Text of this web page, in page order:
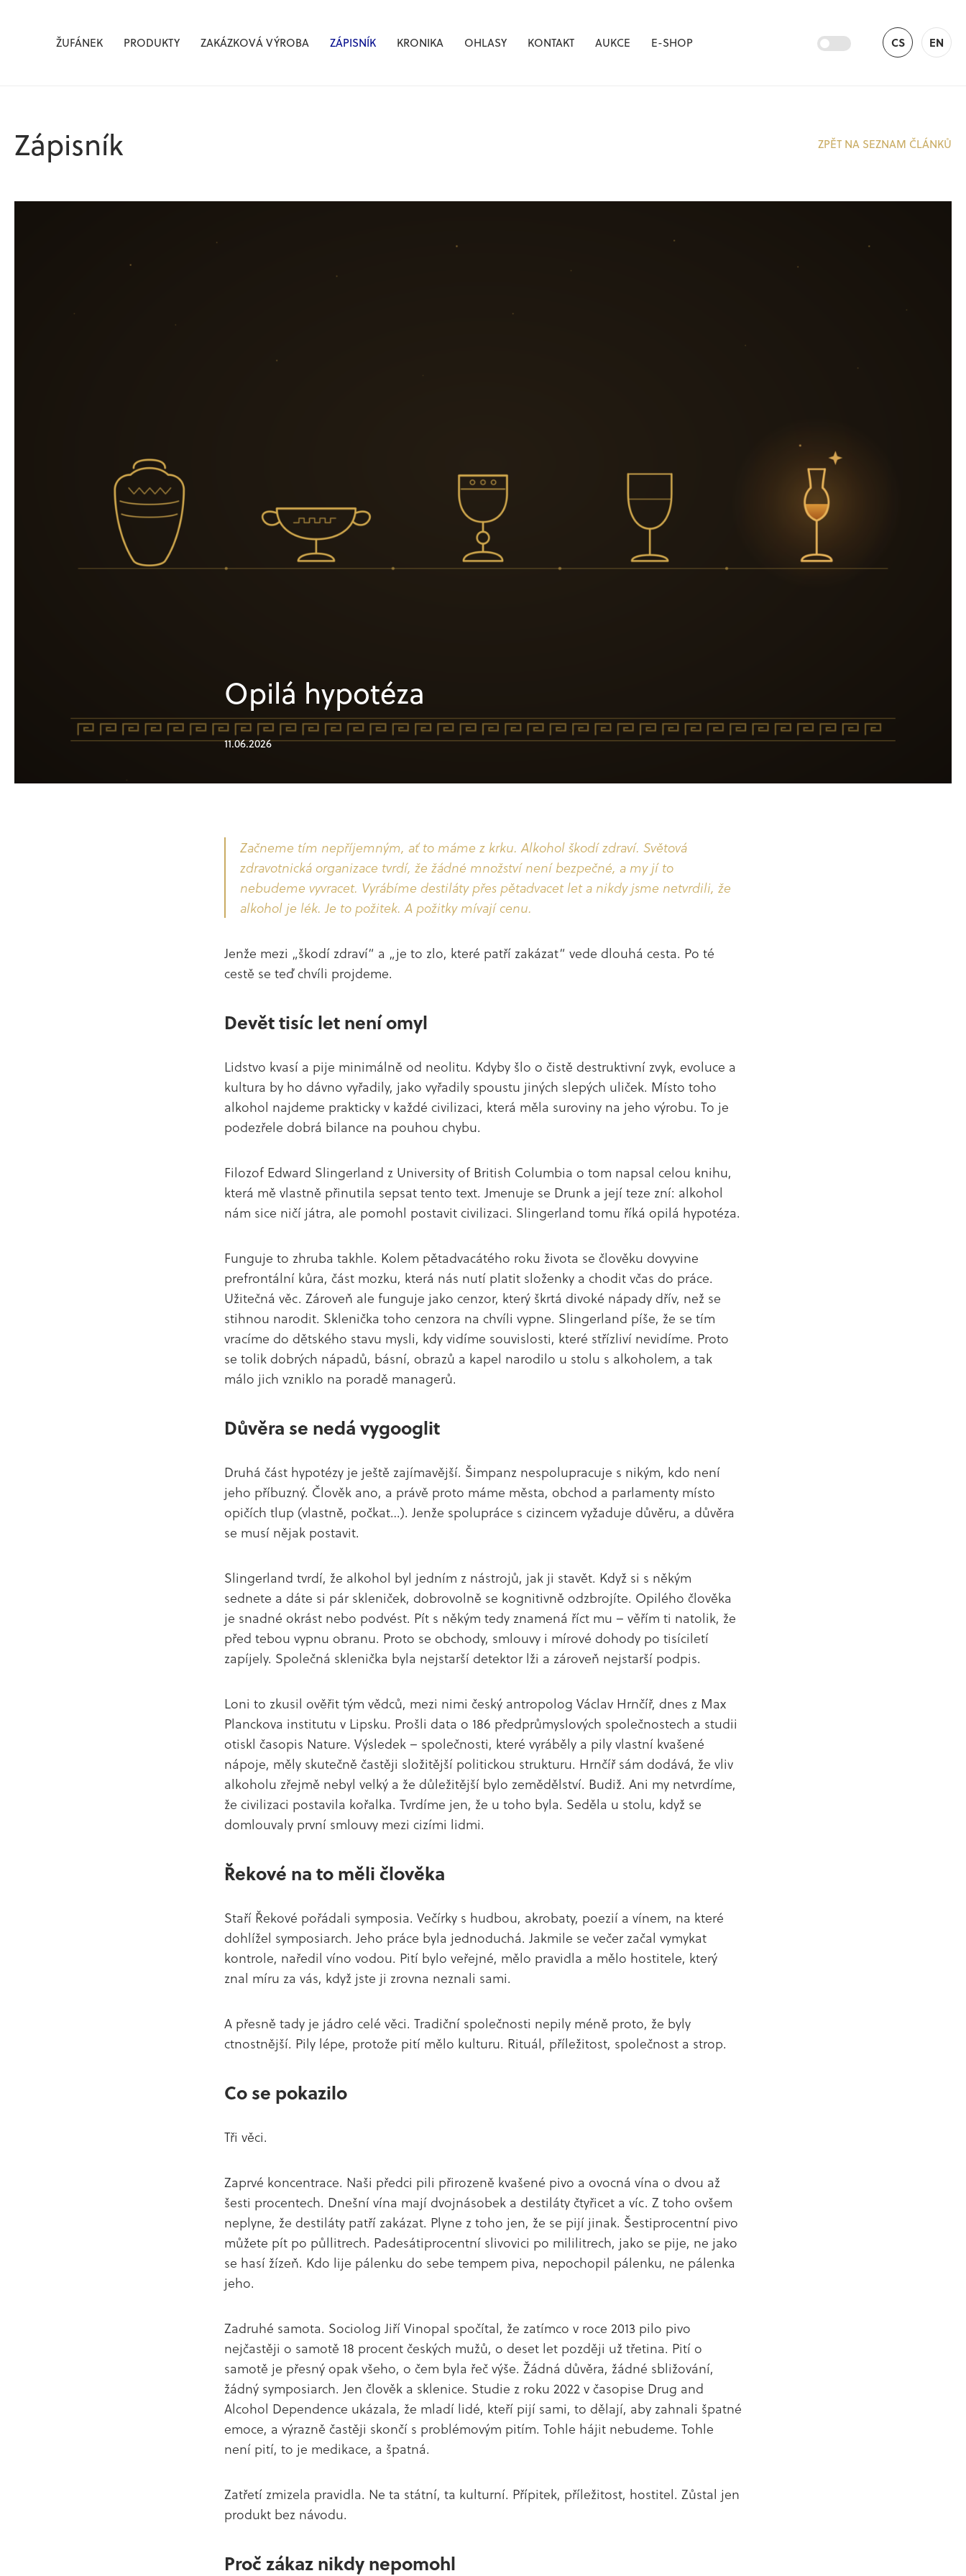
Žufánek.cz
ŽUFÁNEK PRODUKTY ZAKÁZKOVÁ VÝROBA ZÁPISNÍK KRONIKA OHLASY KONTAKT AUKCE E-SHOP CS EN
Zápisník ZPĚT NA SEZNAM ČLÁNKŮ
Opilá hypotéza
11.06.2026 Aktuality
Začneme tím nepříjemným, ať to máme z krku. Alkohol škodí zdraví. Světová
zdravotnická organizace tvrdí, že žádné množství není bezpečné, a my jí to
nebudeme vyvracet. Vyrábíme destiláty přes pětadvacet let a nikdy jsme netvrdili, že
alkohol je lék. Je to požitek. A požitky mívají cenu.
Jenže mezi „škodí zdraví“ a „je to zlo, které patří zakázat“ vede dlouhá cesta. Po té
cestě se teď chvíli projdeme.
Devět tisíc let není omyl
Lidstvo kvasí a pije minimálně od neolitu. Kdyby šlo o čistě destruktivní zvyk, evoluce a
kultura by ho dávno vyřadily, jako vyřadily spoustu jiných slepých uliček. Místo toho
alkohol najdeme prakticky v každé civilizaci, která měla suroviny na jeho výrobu. To je
podezřele dobrá bilance na pouhou chybu.
Filozof Edward Slingerland z University of British Columbia o tom napsal celou knihu,
která mě vlastně přinutila sepsat tento text. Jmenuje se Drunk a její teze zní: alkohol
nám sice ničí játra, ale pomohl postavit civilizaci. Slingerland tomu říká opilá hypotéza.
Funguje to zhruba takhle. Kolem pětadvacátého roku života se člověku dovyvine
prefrontální kůra, část mozku, která nás nutí platit složenky a chodit včas do práce.
Užitečná věc. Zároveň ale funguje jako cenzor, který škrtá divoké nápady dřív, než se
stihnou narodit. Sklenička toho cenzora na chvíli vypne. Slingerland píše, že se tím
vracíme do dětského stavu mysli, kdy vidíme souvislosti, které střízliví nevidíme. Proto
se tolik dobrých nápadů, básní, obrazů a kapel narodilo u stolu s alkoholem, a tak
málo jich vzniklo na poradě managerů.
Důvěra se nedá vygooglit
Druhá část hypotézy je ještě zajímavější. Šimpanz nespolupracuje s nikým, kdo není
jeho příbuzný. Člověk ano, a právě proto máme města, obchod a parlamenty místo
opičích tlup (vlastně, počkat…). Jenže spolupráce s cizincem vyžaduje důvěru, a důvěra
se musí nějak postavit.
Slingerland tvrdí, že alkohol byl jedním z nástrojů, jak ji stavět. Když si s někým
sednete a dáte si pár skleniček, dobrovolně se kognitivně odzbrojíte. Opilého člověka
je snadné okrást nebo podvést. Pít s někým tedy znamená říct mu – věřím ti natolik, že
před tebou vypnu obranu. Proto se obchody, smlouvy i mírové dohody po tisíciletí
zapíjely. Společná sklenička byla nejstarší detektor lži a zároveň nejstarší podpis.
Loni to zkusil ověřit tým vědců, mezi nimi český antropolog Václav Hrnčíř, dnes z Max
Planckova institutu v Lipsku. Prošli data o 186 předprůmyslových společnostech a studii
otiskl časopis Nature. Výsledek – společnosti, které vyráběly a pily vlastní kvašené
nápoje, měly skutečně častěji složitější politickou strukturu. Hrnčíř sám dodává, že vliv
alkoholu zřejmě nebyl velký a že důležitější bylo zemědělství. Budiž. Ani my netvrdíme,
že civilizaci postavila kořalka. Tvrdíme jen, že u toho byla. Seděla u stolu, když se
domlouvaly první smlouvy mezi cizími lidmi.
Řekové na to měli člověka
Staří Řekové pořádali symposia. Večírky s hudbou, akrobaty, poezií a vínem, na které
dohlížel symposiarch. Jeho práce byla jednoduchá. Jakmile se večer začal vymykat
kontrole, naředil víno vodou. Pití bylo veřejné, mělo pravidla a mělo hostitele, který
znal míru za vás, když jste ji zrovna neznali sami.
A přesně tady je jádro celé věci. Tradiční společnosti nepily méně proto, že byly
ctnostnější. Pily lépe, protože pití mělo kulturu. Rituál, příležitost, společnost a strop.
Co se pokazilo
Tři věci.
Zaprvé koncentrace. Naši předci pili přirozeně kvašené pivo a ovocná vína o dvou až
šesti procentech. Dnešní vína mají dvojnásobek a destiláty čtyřicet a víc. Z toho ovšem
neplyne, že destiláty patří zakázat. Plyne z toho jen, že se pijí jinak. Šestiprocentní pivo
můžete pít po půllitrech. Padesátiprocentní slivovici po mililitrech, jako se pije, ne jako
se hasí žízeň. Kdo lije pálenku do sebe tempem piva, nepochopil pálenku, ne pálenka
jeho.
Zadruhé samota. Sociolog Jiří Vinopal spočítal, že zatímco v roce 2013 pilo pivo
nejčastěji o samotě 18 procent českých mužů, o deset let později už třetina. Pití o
samotě je přesný opak všeho, o čem byla řeč výše. Žádná důvěra, žádné sbližování,
žádný symposiarch. Jen člověk a sklenice. Studie z roku 2022 v časopise Drug and
Alcohol Dependence ukázala, že mladí lidé, kteří pijí sami, to dělají, aby zahnali špatné
emoce, a výrazně častěji skončí s problémovým pitím. Tohle hájit nebudeme. Tohle
není pití, to je medikace, a špatná.
Zatřetí zmizela pravidla. Ne ta státní, ta kulturní. Přípitek, příležitost, hostitel. Zůstal jen
produkt bez návodu.
Proč zákaz nikdy nepomohl